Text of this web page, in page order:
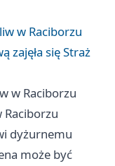
w Raciborzu
zajęła się Straż
w Raciborzu
Raciborzu
dyżurnemu
może być